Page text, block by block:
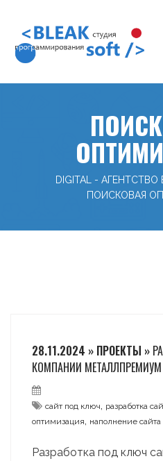
DIGITAL - АГЕНТСТВО
ПОИСКОВАЯ
28.11.2024 » ПРОЕКТЫ »
КОМПАНИИ МЕТАЛЛПРЕМИУМ
сайт под ключ, разработка
оптимизация, наполнение сайта
Разработка под ключ